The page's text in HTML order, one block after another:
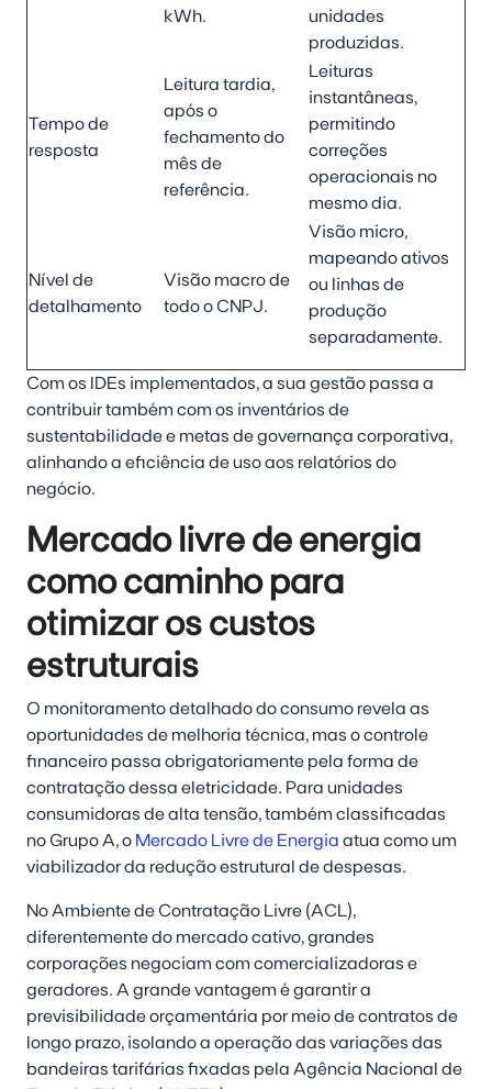
kWh.
unidades
produzidas.
Tempo de
resposta
Leitura tardia,
após o
fechamento do
mês de
referência.
Leituras
instantâneas,
permitindo
correções
operacionais no
mesmo dia.
Nível de
detalhamento
Visão macro de
todo o CNPJ.
Visão micro,
mapeando ativos
ou linhas de
produção
separadamente.
Com os IDEs implementados, a sua gestão passa a
contribuir também com os inventários de
sustentabilidade e metas de governança corporativa,
alinhando a eficiência de uso aos relatórios do
negócio.
Mercado livre de energia
como caminho para
otimizar os custos
estruturais
O monitoramento detalhado do consumo revela as
oportunidades de melhoria técnica, mas o controle
financeiro passa obrigatoriamente pela forma de
contratação dessa eletricidade. Para unidades
consumidoras de alta tensão, também classificadas
no Grupo A, o Mercado Livre de Energia atua como um
viabilizador da redução estrutural de despesas.
No Ambiente de Contratação Livre (ACL),
diferentemente do mercado cativo, grandes
corporações negociam com comercializadoras e
geradores. A grande vantagem é garantir a
previsibilidade orçamentária por meio de contratos de
longo prazo, isolando a operação das variações das
bandeiras tarifárias fixadas pela Agência Nacional de